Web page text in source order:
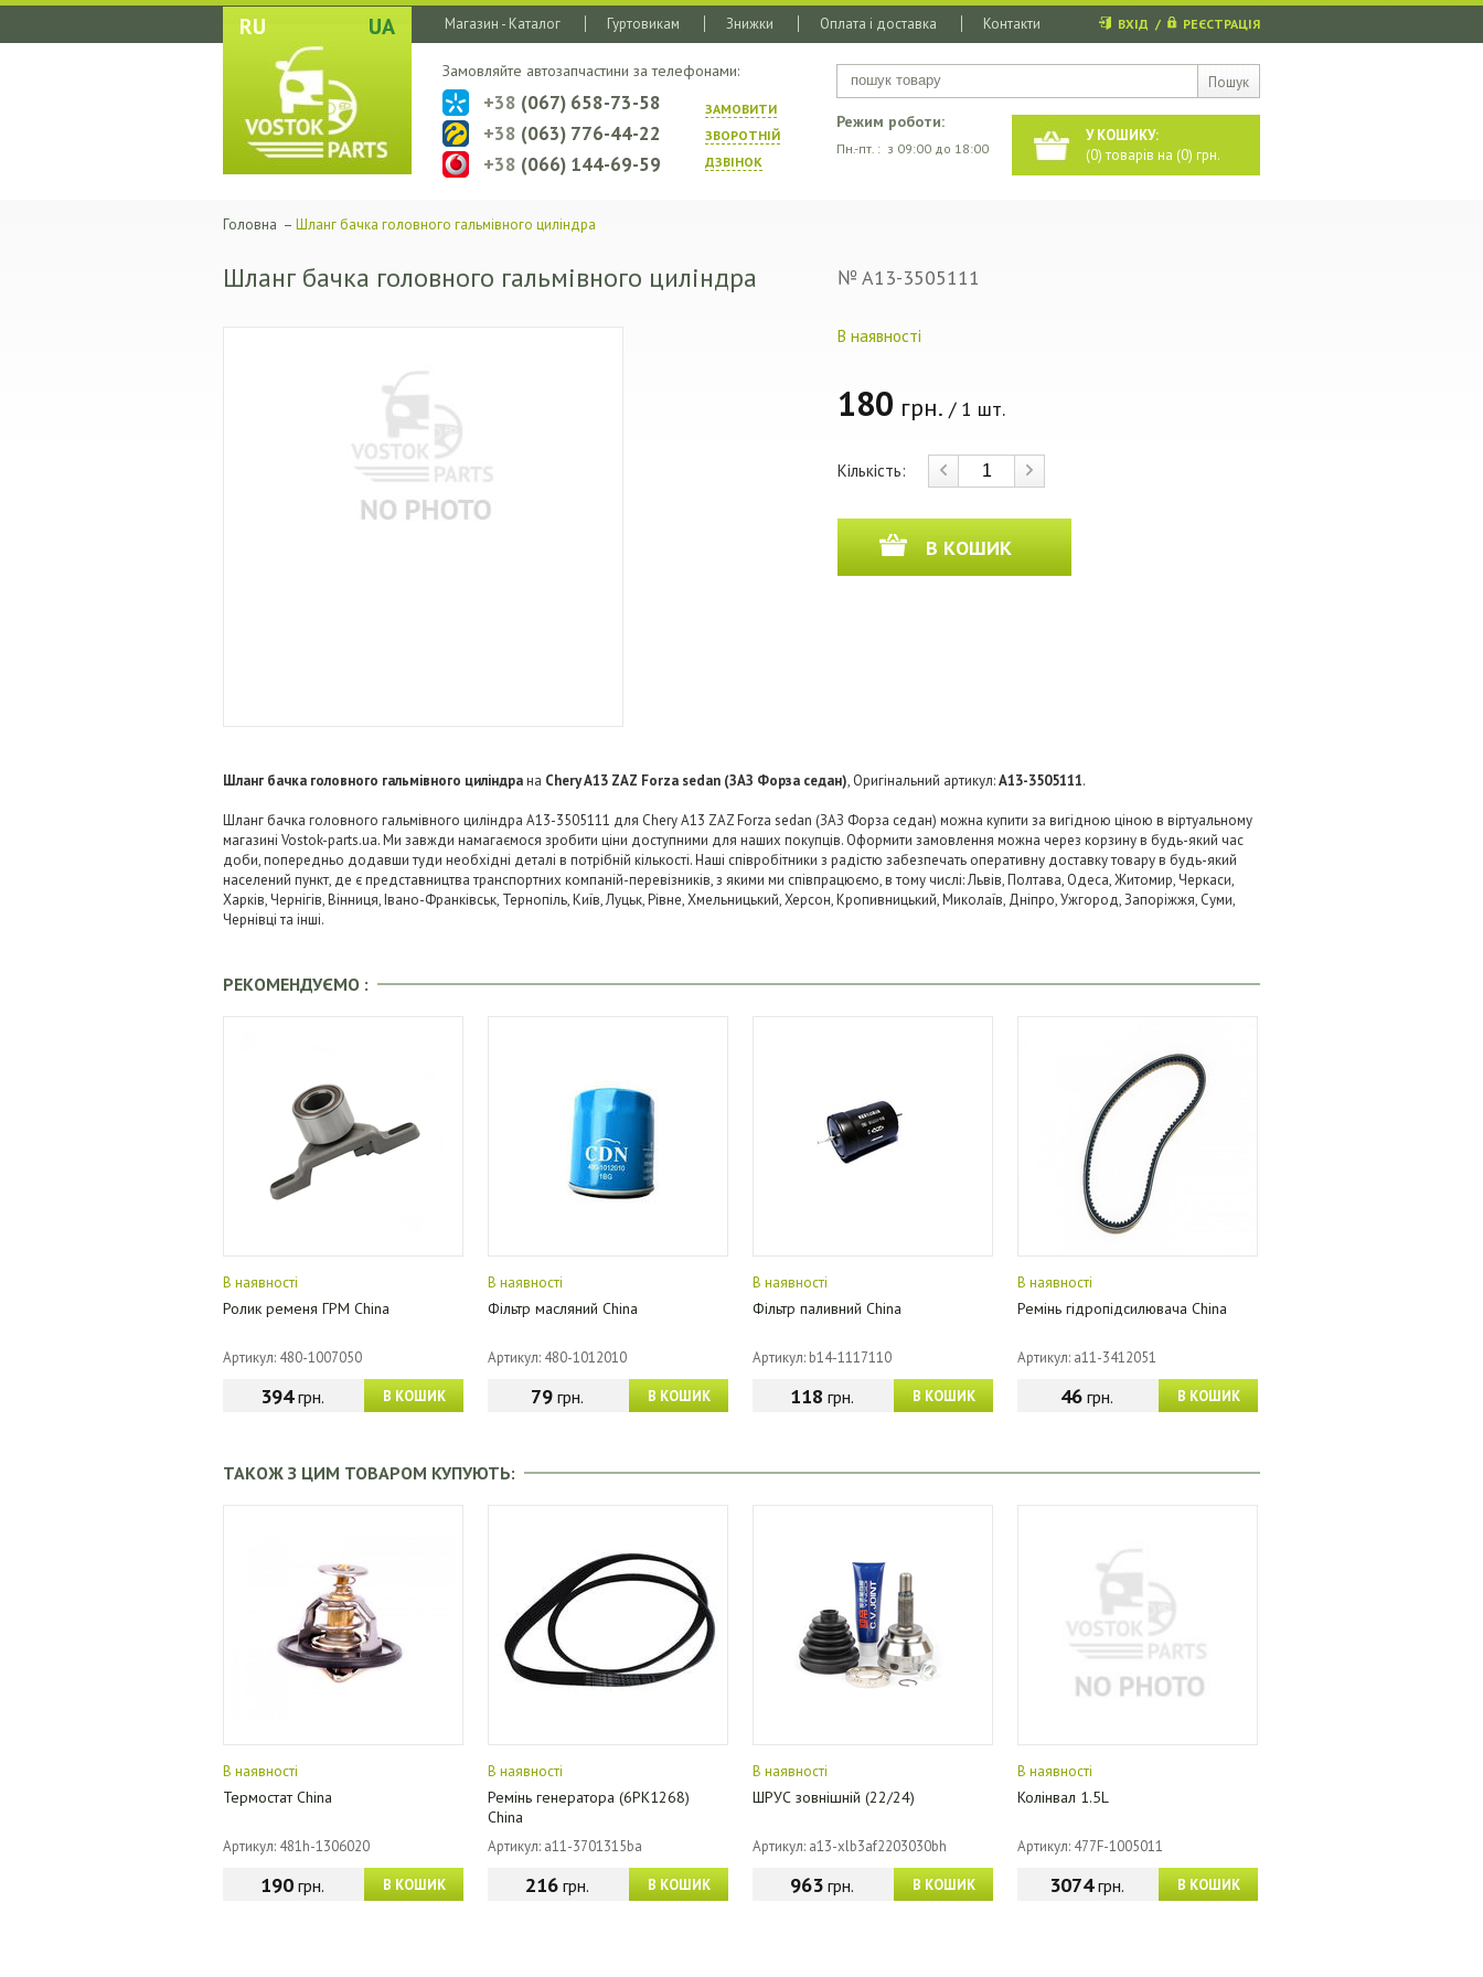
RU UA
Пошук
Магазин - Каталог Гуртовикам Знижки Оплата і доставка Контакти ВХІД / РЕЄСТРАЦІЯ
У КОШИКУ:
(0) товарів на (0) грн.
Режим роботи:
Пн.-пт. : з 09:00 до 18:00
Замовляйте автозапчастини за телефонами:
ЗАМОВИТИ
ЗВОРОТНIЙ
ДЗВIНОК
+38 (067) 658-73-58
+38 (063) 776-44-22
+38 (066) 144-69-59
Головна – Шланг бачка головного гальмівного циліндра
Шланг бачка головного гальмівного циліндра № A13-3505111
В наявності
180 грн. / 1 шт.
Кількість:
В КОШИК
Шланг бачка головного гальмівного циліндрана Chery A13 ZAZ Forza sedan (ЗАЗ Форза седан), Оригінальний артикул:A13-3505111.
Шланг бачка головного гальмівного циліндра A13-3505111 для Chery A13 ZAZ Forza sedan (ЗАЗ Форза седан) можна купити за вигідною ціною в віртуальному
магазині Vostok-parts.ua. Ми завжди намагаємося зробити ціни доступними для наших покупців. Оформити замовлення можна через корзину в будь-який час
доби, попередньо додавши туди необхідні деталі в потрібній кількості. Наші співробітники з радістю забезпечать оперативну доставку товару в будь-який
населений пункт, де є представництва транспортних компаній-перевізників, з якими ми співпрацюємо, в тому числі: Львів, Полтава, Одеса, Житомир, Черкаси,
Харків, Чернігів, Вінниця, Івано-Франківськ, Тернопіль, Київ, Луцьк, Рівне, Хмельницький, Херсон, Кропивницький, Миколаїв, Дніпро, Ужгород, Запоріжжя, Суми,
Чернівці та інші.
РЕКОМЕНДУЄМО :
В наявності
Ролик ременя ГРМ China
Артикул: 480-1007050
В КОШИК
394грн.
В наявності
Фільтр масляний China
Артикул: 480-1012010
В КОШИК
79грн.
В наявності
Фільтр паливний China
Артикул: b14-1117110
В КОШИК
118 грн.
В наявності
Ремінь гідропідсилювача China
Артикул: a11-3412051
В КОШИК
46грн.
ТАКОЖ З ЦИМ ТОВАРОМ КУПУЮТЬ:
В наявності
Термостат China
Артикул: 481h-1306020
В КОШИК
190грн.
В наявності
Ремінь генератора (6PK1268)
China
Артикул: a11-3701315ba
В КОШИК
216грн.
В наявності
ШРУС зовнішній (22/24)
Артикул: a13-xlb3af2203030bh
В КОШИК
963грн.
В наявності
Колінвал 1.5L
Артикул: 477F-1005011
В КОШИК
3074грн.